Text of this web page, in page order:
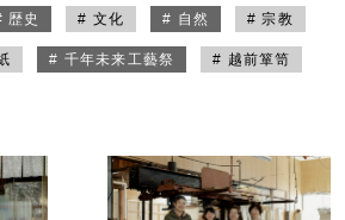
歴史 # 文化 # 自然 # 宗教
# 千年未来工藝祭 # 越前箪笥